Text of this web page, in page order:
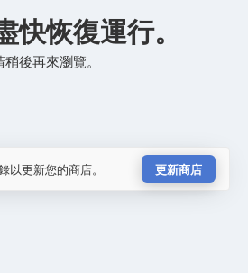
快恢復運行。
稍後再來瀏覽。
以更新您的商店。 更新商店